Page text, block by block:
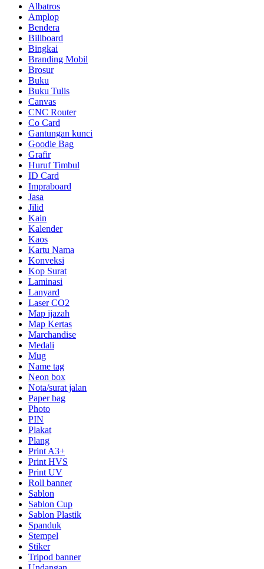
Albatros
Amplop
Bendera
Billboard
Bingkai
Branding Mobil
Brosur
Buku
Buku Tulis
Canvas
CNC Router
Co Card
Gantungan kunci
Goodie Bag
Grafir
Huruf Timbul
ID Card
Impraboard
Jasa
Jilid
Kain
Kalender
Kaos
Kartu Nama
Konveksi
Kop Surat
Laminasi
Lanyard
Laser CO2
Map ijazah
Map Kertas
Marchandise
Medali
Mug
Name tag
Neon box
Nota/surat jalan
Paper bag
Photo
PIN
Plakat
Plang
Print A3+
Print HVS
Print UV
Roll banner
Sablon
Sablon Cup
Sablon Plastik
Spanduk
Stempel
Stiker
Tripod banner